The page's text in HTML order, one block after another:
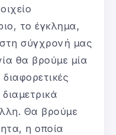
το έγκλημα,
στη σύγχρονή μας
θα βρούμε μία
Θα βρούμε
η οποία